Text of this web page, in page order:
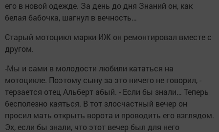
его в новой одежде. За день до дня Знаний он, как
белая бабочка, шагнул в вечность…
Старый мотоцикл марки ИЖ он ремонтировал вместе с
другом.
-Мы и сами в молодости любили кататься на
мотоцикле. Поэтому сыну за это ничего не говорил, -
терзается отец Альберт абый. - Если бы знали… Теперь
бесполезно каяться. В тот злосчастный вечер он
просил мать открыть ворота и проводить его взглядом.
Эх, если бы знали, что этот вечер был для него